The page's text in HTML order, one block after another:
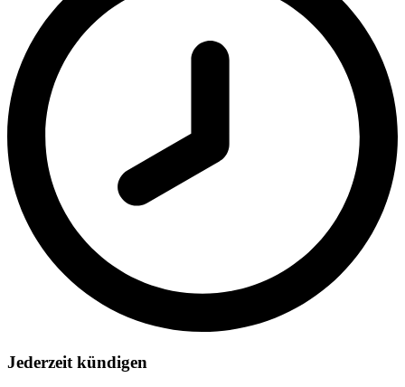
Jederzeit kündigen